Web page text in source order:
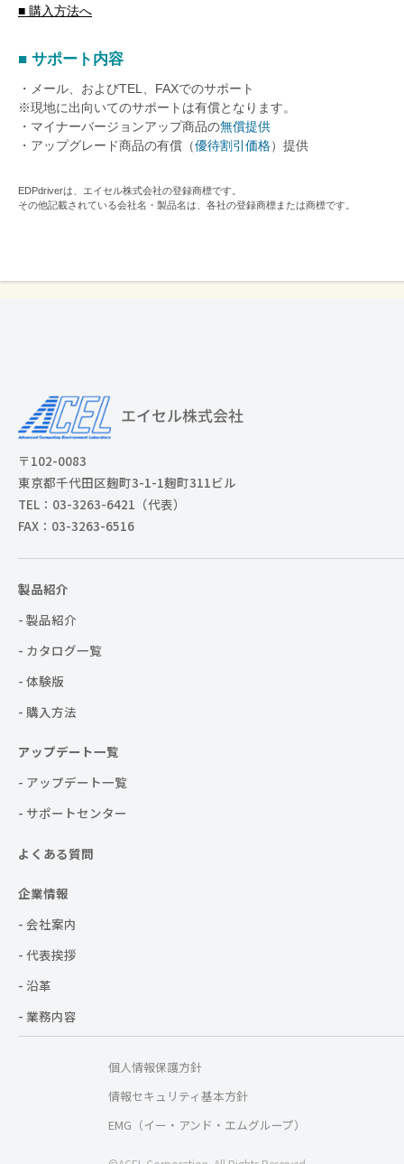
■ 購入方法へ
■ サポート内容
・メール、およびTEL、FAXでのサポート
※現地に出向いてのサポートは有償となります。
・マイナーバージョンアップ商品の無償提供
・アップグレード商品の有償（優待割引価格）提供
EDPdriverは、エイセル株式会社の登録商標です。
その他記載されている会社名・製品名は、各社の登録商標または商標です。
〒102-0083
東京都千代田区麹町3-1-1麹町311ビル
TEL：03-3263-6421（代表）
FAX：03-3263-6516
製品紹介
- 製品紹介
- カタログ一覧
- 体験版
- 購入方法
アップデート一覧
- アップデート一覧
- サポートセンター
よくある質問
企業情報
- 会社案内
- 代表挨拶
- 沿革
- 業務内容
個人情報保護方針
情報セキュリティ基本方針
EMG（イー・アンド・エムグループ）